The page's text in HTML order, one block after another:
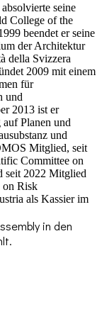
seine
College of the
beendet er seine
der Architektur
della Svizzera
2009 mit einem
für
und
2013 ist er
Planen und
und
Mitglied, seit
Committee on
seit 2022 Mitglied
on Risk
als Kassier im
in den